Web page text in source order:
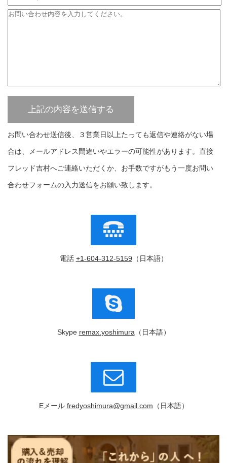
お問い合わせ送信後、３営業日以上たっても返信や連絡がない場
合は、メールアドレス間違いやエラーの可能性があります。直接
フレッド吉村へご連絡いただくか、お手数ですがもう一度お問い
合わせフォームの入力送信をお願い致します。
電話 +1-604-312-5159 （日本語）
Skype remax.yoshimura （日本語）
Eメール fredyoshimura@gmail.com （日本語）